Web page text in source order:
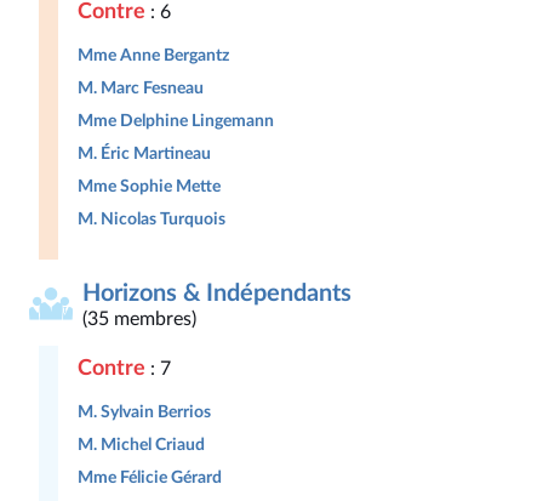
Contre : 6
Mme Anne Bergantz
M. Marc Fesneau
Mme Delphine Lingemann
M. Éric Martineau
Mme Sophie Mette
M. Nicolas Turquois
Horizons & Indépendants
(35 membres)
Contre : 7
M. Sylvain Berrios
M. Michel Criaud
Mme Félicie Gérard